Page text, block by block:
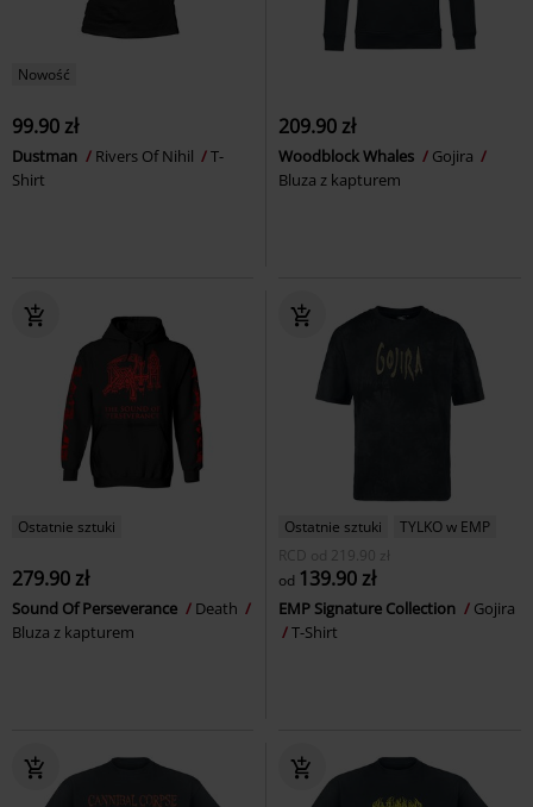
Nowość
99.90 zł
Dustman Rivers Of Nihil
T-
Shirt
209.90 zł
Woodblock Whales
Gojira
Bluza z kapturem
Ostatnie sztuki
279.90 zł
Sound Of Perseverance
Death
Bluza z kapturem
Ostatnie sztuki
TYLKO w EMP
RCD
od 219.90 zł
od 139.90 zł
EMP Signature Collection
Gojira
T-Shirt